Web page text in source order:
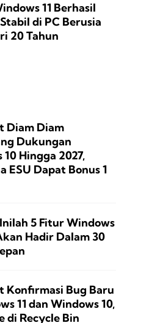
11 Berhasil
di PC Berusia
20 Tahun
Diam Diam
Dukungan
Hingga 2027,
ESU Dapat Bonus 1
5 Fitur Windows
Hadir Dalam 30
Konfirmasi Bug Baru
11 dan Windows 10,
di Recycle Bin